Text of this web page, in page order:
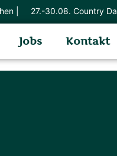
30.08. Country Days (mit
Jobs Kontakt